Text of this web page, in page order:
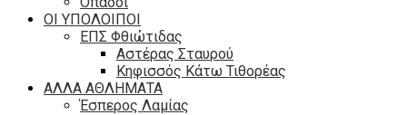
ΟΙ ΥΠΟΛΟΙΠΟΙ
ΕΠΣ Φθιώτιδας
Αστέρας Σταυρού
Κηφισσός Κάτω Τιθορέας
ΑΛΛΑ ΑΘΛΗΜΑΤΑ
Έσπερος Λαμίας